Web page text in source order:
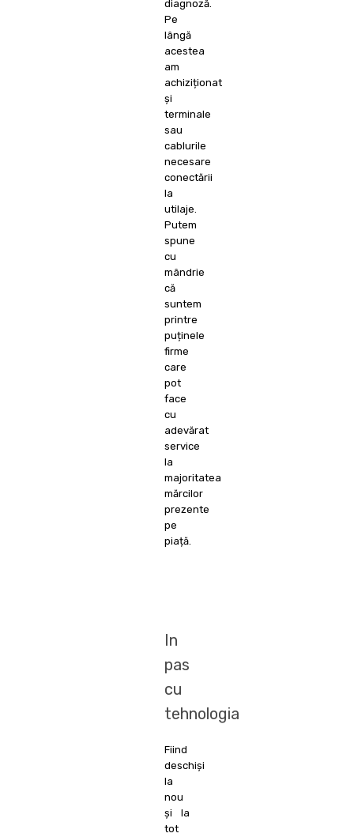
diagnoză.
Pe
lângă
acestea
am
achiziționat
și
terminale
sau
cablurile
necesare
conectării
la
utilaje.
Putem
spune
cu
mândrie
că
suntem
printre
puținele
firme
care
pot
face
cu
adevărat
service
la
majoritatea
mărcilor
prezente
pe
piață.
In
pas
cu
tehnologia
Fiind
deschiși
la
nou
și la
tot